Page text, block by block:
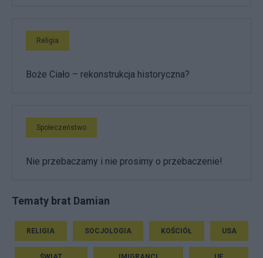
Religia
Boże Ciało – rekonstrukcja historyczna?
Społeczeństwo
Nie przebaczamy i nie prosimy o przebaczenie!
Tematy brat Damian
RELIGIA SOCJOLOGIA KOŚCIÓŁ USA